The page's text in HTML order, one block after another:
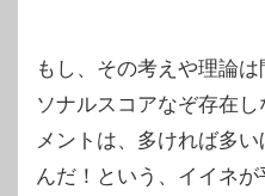
もし、その考えや理論
ソナルスコアなぞ存在
メントは、多ければ多
んだ！という、イイネ